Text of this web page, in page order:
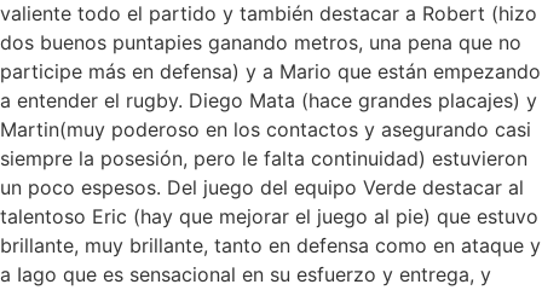
valiente todo el partido y también destacar a Robert (hizo
dos buenos puntapies ganando metros, una pena que no
participe más en defensa) y a Mario que están empezando
a entender el rugby. Diego Mata (hace grandes placajes) y
Martin(muy poderoso en los contactos y asegurando casi
siempre la posesión, pero le falta continuidad) estuvieron
un poco espesos. Del juego del equipo Verde destacar al
talentoso Eric (hay que mejorar el juego al pie) que estuvo
brillante, muy brillante, tanto en defensa como en ataque y
a Iago que es sensacional en su esfuerzo y entrega, y